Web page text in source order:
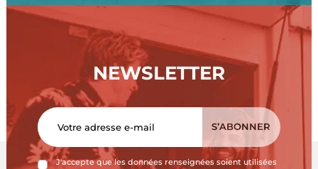
NEWSLETTER
J'accepte que les données renseignées soient utilisées